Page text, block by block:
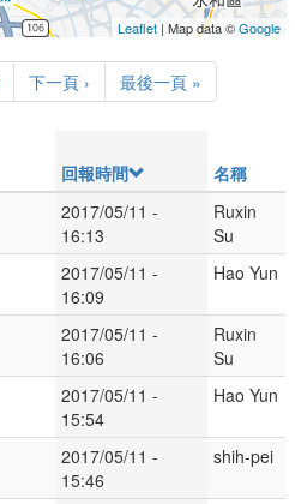
Leaflet| Map data ©Google
下一頁 › 最後一頁 »
回報時間
名稱
2017/05/11 -
16:13
Ruxin
Su
2017/05/11 -
16:09
Hao Yun
2017/05/11 -
16:06
Ruxin
Su
2017/05/11 -
15:54
Hao Yun
2017/05/11 -
15:46
shih-pei